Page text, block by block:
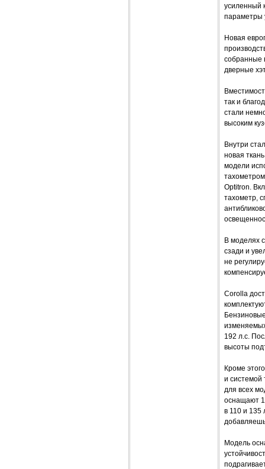
усиленный
параметры
Новая
собранные
дверные
так и
стали
высоким
Внутри
новая
модели
Optitron.
тахометр,
В моделях
сзади и
не
Corolla
192 л.с.
высоты
Кроме
и системой
для всех
оснащают
в 110 и 135
Модель